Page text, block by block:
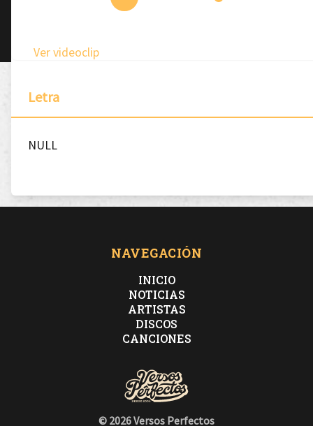
Ver videoclip
Letra
NULL
NAVEGACIÓN
INICIO
NOTICIAS
ARTISTAS
DISCOS
CANCIONES
© 2026 Versos Perfectos